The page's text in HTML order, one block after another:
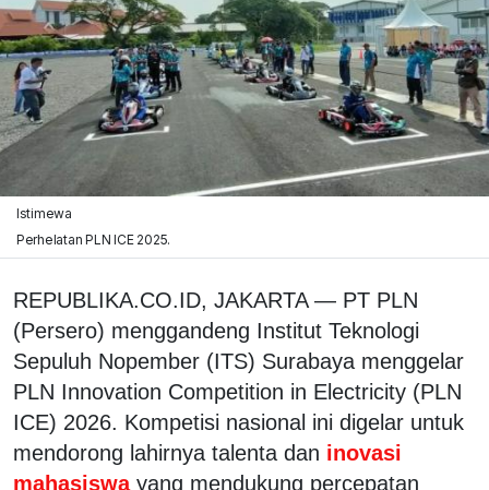
Istimewa
Perhelatan PLN ICE 2025.
REPUBLIKA.CO.ID, JAKARTA — PT PLN
(Persero) menggandeng Institut Teknologi
Sepuluh Nopember (ITS) Surabaya menggelar
PLN Innovation Competition in Electricity (PLN
ICE) 2026. Kompetisi nasional ini digelar untuk
mendorong lahirnya talenta dan inovasi
mahasiswa yang mendukung percepatan